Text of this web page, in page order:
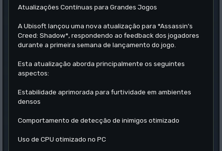
Atualizações Contínuas para Grandes Jogos
A Ubisoft lançou uma nova atualização para *Assassin's
Creed: Shadow*, respondendo ao feedback dos jogadores
durante a primeira semana de lançamento do jogo.
Esta atualização aborda principalmente os seguintes
aspectos:
Estabilidade aprimorada para furtividade em ambientes
densos
Comportamento de detecção de inimigos otimizado
Uso de CPU otimizado no PC